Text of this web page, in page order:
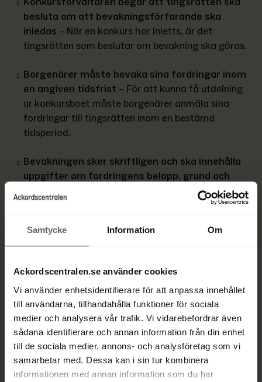
Samtycke Information Om
Ackordscentralen.se använder cookies
Vi använder enhetsidentifierare för att anpassa innehållet
till användarna, tillhandahålla funktioner för sociala
medier och analysera vår trafik. Vi vidarebefordrar även
sådana identifierare och annan information från din enhet
till de sociala medier, annons- och analysföretag som vi
samarbetar med. Dessa kan i sin tur kombinera
informationen med annan information som du har
besluta om att bevakningsförfarande ska
inledas – När en konkurs har inletts, är det
tingsrätten som beslutar om bevakning ska göras.
Borgenärer måste bevaka sina fordringar inom
en angiven tidsfrist – För att kunna få utdelning
ur konkursboet måste borgenärer anmäla sina
fordringar till tingsrätten inom en bestämd
tidsperiod.
Bevakningen sker skriftligen och ska innehålla
uppgifter om fordringens belopp, grund och
Borgenärerna ska
lämna en skriftlig anmälan där de redogör för hur
fordringen baseras på samt om de har någon
särskild rätt att prioriteras vid utdelningen.
Om en borgenär missar tidsfristen kan en
senare bevakning göras mot en avgift –Om en
borgenär inte hinner lämna sin bevakning inom
tidsfristen, kan denne göra en så kallad
efterbevakning mot en avgift.
Exempel på bevakning i konkurs: